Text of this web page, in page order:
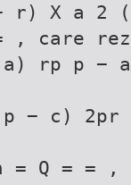
r) X a 2
, care
rp p −
− c) 2pr
= Q =